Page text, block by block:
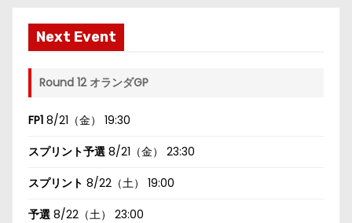
Next Event
Round 12 オランダGP
FP1 8/21（金） 19:30
スプリント予選 8/21（金） 23:30
スプリント 8/22（土） 19:00
予選 8/22（土） 23:00